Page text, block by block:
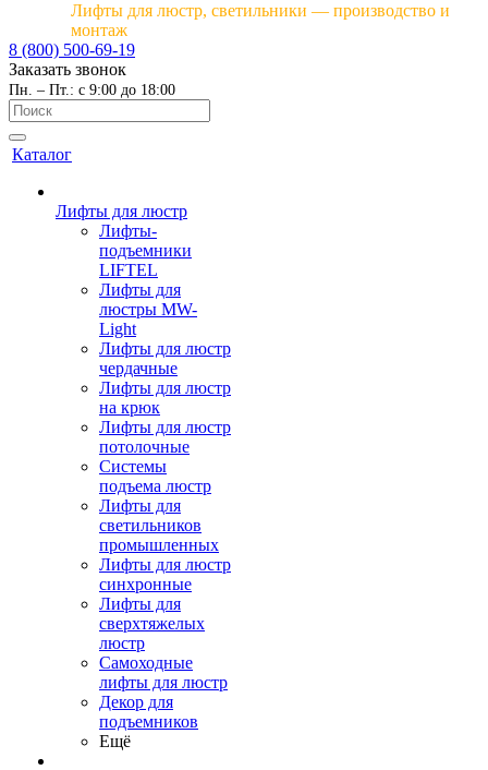
Лифты для люстр, светильники — производство и
монтаж
8 (800) 500-69-19
Заказать звонок
Пн. – Пт.: с 9:00 до 18:00
Каталог
Лифты для люстр
Лифты-
подъемники
LIFTEL
Лифты для
люстры MW-
Light
Лифты для люстр
чердачные
Лифты для люстр
на крюк
Лифты для люстр
потолочные
Системы
подъема люстр
Лифты для
светильников
промышленных
Лифты для люстр
синхронные
Лифты для
сверхтяжелых
люстр
Самоходные
лифты для люстр
Декор для
подъемников
Ещё